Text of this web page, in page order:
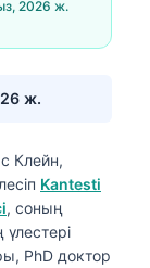
2026 ж.
ж.
Клейн,
Kantesti
, соның
PhD доктор